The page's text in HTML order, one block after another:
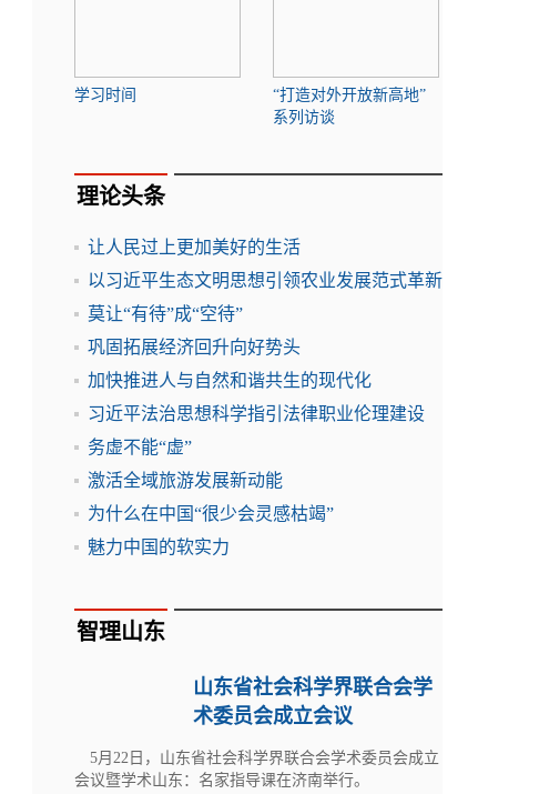
学习时间
“打造对外开放新高地”
系列访谈
理论头条
让人民过上更加美好的生活
以习近平生态文明思想引领农业发展范式革新
莫让“有待”成“空待”
巩固拓展经济回升向好势头
加快推进人与自然和谐共生的现代化
习近平法治思想科学指引法律职业伦理建设
务虚不能“虚”
激活全域旅游发展新动能
为什么在中国“很少会灵感枯竭”
魅力中国的软实力
智理山东
山东省社会科学界联合会学
术委员会成立会议
5月22日，山东省社会科学界联合会学术委员会成立
会议暨学术山东：名家指导课在济南举行。